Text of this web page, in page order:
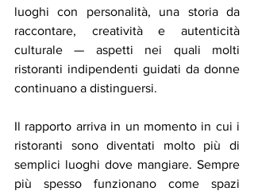
luoghi con personalità, una storia da
raccontare, creatività e autenticità
culturale — aspetti nei quali molti
ristoranti indipendenti guidati da donne
continuano a distinguersi.
Il rapporto arriva in un momento in cui i
ristoranti sono diventati molto più di
semplici luoghi dove mangiare. Sempre
più spesso funzionano come spazi